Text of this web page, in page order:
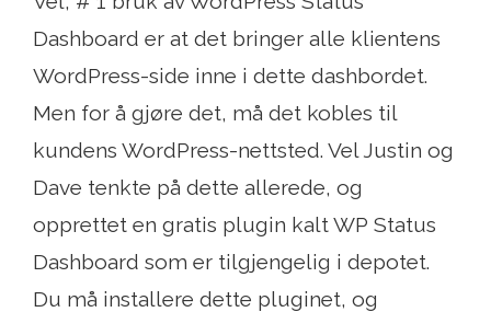
Dashboard er at det bringer alle klientens
WordPress-side inne i dette dashbordet.
Men for å gjøre det, må det kobles til
kundens WordPress-nettsted. Vel Justin og
Dave tenkte på dette allerede, og
opprettet en gratis plugin kalt WP Status
Dashboard som er tilgjengelig i depotet.
Du må installere dette pluginet, og